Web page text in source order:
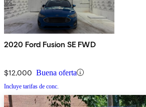
2020 Ford Fusion SE FWD
$12,000 Buena oferta
Incluye tarifas de conc.